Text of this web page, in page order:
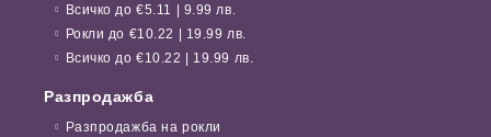
Всичко до €5.11 | 9.99 лв.
Рокли до €10.22 | 19.99 лв.
Всичко до €10.22 | 19.99 лв.
Разпродажба
Разпродажба на рокли